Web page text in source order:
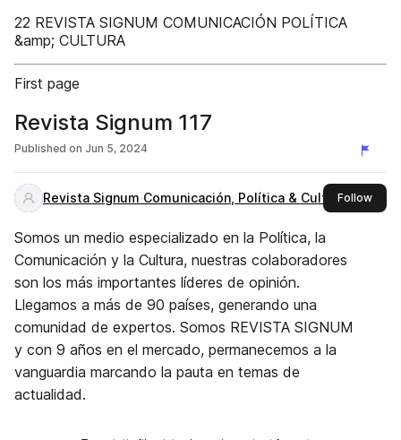
22 REVISTA SIGNUM COMUNICACIÓN POLÍTICA
&amp; CULTURA
First page
Revista Signum 117
Published on Jun 5, 2024
Revista Signum Comunicación, Política & CulturaFollowthis
Somos un medio especializado en la Política, la
Comunicación y la Cultura, nuestras colaboradores
son los más importantes líderes de opinión.
Llegamos a más de 90 países, generando una
comunidad de expertos. Somos REVISTA SIGNUM
y con 9 años en el mercado, permanecemos a la
vanguardia marcando la pauta en temas de
actualidad.